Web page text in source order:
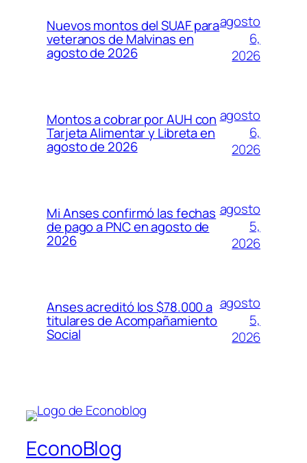
Nuevos montos del SUAF para
veteranos de Malvinas en
agosto de 2026
agosto
6,
2026
Montos a cobrar por AUH con
Tarjeta Alimentar y Libreta en
agosto de 2026
agosto
6,
2026
Mi Anses confirmó las fechas
de pago a PNC en agosto de
2026
agosto
5,
2026
Anses acreditó los $78.000 a
titulares de Acompañamiento
Social
agosto
5,
2026
EconoBlog